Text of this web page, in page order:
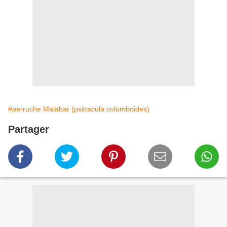
#perruche Malabar (psittacula columboides)
Partager